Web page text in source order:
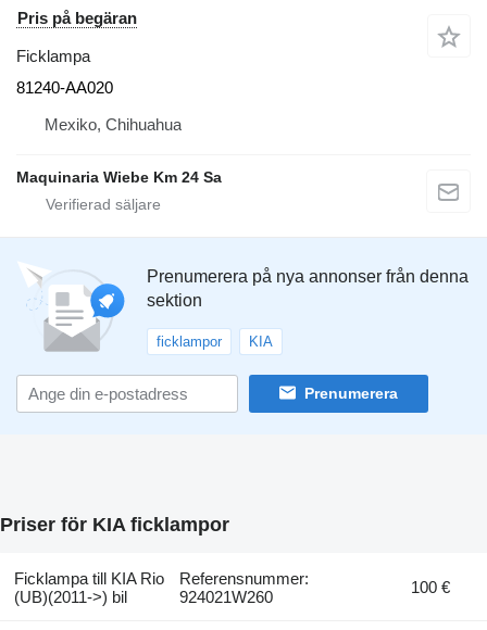
Pris på begäran
Ficklampa
81240-AA020
Mexiko, Chihuahua
Maquinaria Wiebe Km 24 Sa
Prenumerera på nya annonser från denna
sektion
ficklampor KIA
Prenumerera
Priser för KIA ficklampor
Ficklampa till KIA Rio
(UB)(2011->) bil
Referensnummer:
924021W260
100 €